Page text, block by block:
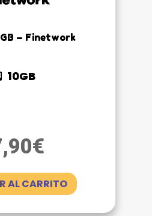
– Finetwork
10GB
€
AL CARRITO